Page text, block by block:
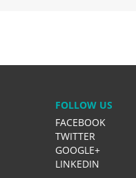
FOLLOW US
FACEBOOK
TWITTER
GOOGLE+
LINKEDIN